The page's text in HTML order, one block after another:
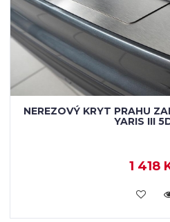
NEREZOVÝ KRYT PRAHU
YARIS III
1 418